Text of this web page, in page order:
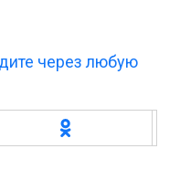
через любую